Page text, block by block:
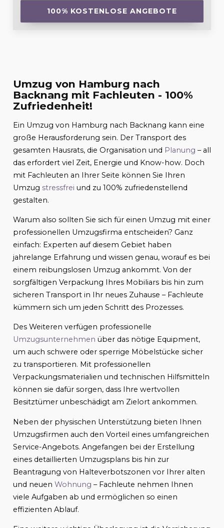
100% KOSTENLOSE ANGEBOTE
Umzug von Hamburg nach
Backnang mit Fachleuten - 100%
Zufriedenheit!
Ein Umzug von Hamburg nach Backnang kann eine
große Herausforderung sein. Der Transport des
gesamten Hausrats, die Organisation und Planung – all
das erfordert viel Zeit, Energie und Know-how. Doch
mit Fachleuten an Ihrer Seite können Sie Ihren
Umzug stressfrei und zu 100% zufriedenstellend
gestalten.
Warum also sollten Sie sich für einen Umzug mit einer
professionellen Umzugsfirma entscheiden? Ganz
einfach: Experten auf diesem Gebiet haben
jahrelange Erfahrung und wissen genau, worauf es bei
einem reibungslosen Umzug ankommt. Von der
sorgfältigen Verpackung Ihres Mobiliars bis hin zum
sicheren Transport in Ihr neues Zuhause – Fachleute
kümmern sich um jeden Schritt des Prozesses.
Des Weiteren verfügen professionelle
Umzugsunternehmen über das nötige Equipment,
um auch schwere oder sperrige Möbelstücke sicher
zu transportieren. Mit professionellen
Verpackungsmaterialien und technischen Hilfsmitteln
können sie dafür sorgen, dass Ihre wertvollen
Besitztümer unbeschädigt am Zielort ankommen.
Neben der physischen Unterstützung bieten Ihnen
Umzugsfirmen auch den Vorteil eines umfangreichen
Service-Angebots. Angefangen bei der Erstellung
eines detaillierten Umzugsplans bis hin zur
Beantragung von Halteverbotszonen vor Ihrer alten
und neuen Wohnung – Fachleute nehmen Ihnen
viele Aufgaben ab und ermöglichen so einen
effizienten Ablauf.